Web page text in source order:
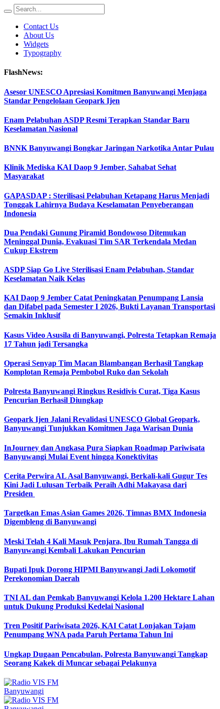
Contact Us
About Us
Widgets
Typography
FlashNews:
Asesor UNESCO Apresiasi Komitmen Banyuwangi Menjaga
Standar Pengelolaan Geopark Ijen
Enam Pelabuhan ASDP Resmi Terapkan Standar Baru
Keselamatan Nasional
BNNK Banyuwangi Bongkar Jaringan Narkotika Antar Pulau
Klinik Mediska KAI Daop 9 Jember, Sahabat Sehat
Masyarakat
GAPASDAP : Sterilisasi Pelabuhan Ketapang Harus Menjadi
Tonggak Lahirnya Budaya Keselamatan Penyeberangan
Indonesia
Dua Pendaki Gunung Piramid Bondowoso Ditemukan
Meninggal Dunia, Evakuasi Tim SAR Terkendala Medan
Cukup Ekstrem
ASDP Siap Go Live Sterilisasi Enam Pelabuhan, Standar
Keselamatan Naik Kelas
KAI Daop 9 Jember Catat Peningkatan Penumpang Lansia
dan Difabel pada Semester I 2026, Bukti Layanan Transportasi
Semakin Inklusif
Kasus Video Asusila di Banyuwangi, Polresta Tetapkan Remaja
17 Tahun jadi Tersangka
Operasi Senyap Tim Macan Blambangan Berhasil Tangkap
Komplotan Remaja Pembobol Ruko dan Sekolah
Polresta Banyuwangi Ringkus Residivis Curat, Tiga Kasus
Pencurian Berhasil Diungkap
Geopark Ijen Jalani Revalidasi UNESCO Global Geopark,
Banyuwangi Tunjukkan Komitmen Jaga Warisan Dunia
InJourney dan Angkasa Pura Siapkan Roadmap Pariwisata
Banyuwangi Mulai Event hingga Konektivitas
Cerita Perwira AL Asal Banyuwangi, Berkali-kali Gugur Tes
Kini Jadi Lulusan Terbaik Peraih Adhi Makayasa dari
Presiden
Targetkan Emas Asian Games 2026, Timnas BMX Indonesia
Digembleng di Banyuwangi
Meski Telah 4 Kali Masuk Penjara, Ibu Rumah Tangga di
Banyuwangi Kembali Lakukan Pencurian
Bupati Ipuk Dorong HIPMI Banyuwangi Jadi Lokomotif
Perekonomian Daerah
TNI AL dan Pemkab Banyuwangi Kelola 1.200 Hektare Lahan
untuk Dukung Produksi Kedelai Nasional
Tren Positif Pariwisata 2026, KAI Catat Lonjakan Tajam
Penumpang WNA pada Paruh Pertama Tahun Ini
Ungkap Dugaan Pencabulan, Polresta Banyuwangi Tangkap
Seorang Kakek di Muncar sebagai Pelakunya